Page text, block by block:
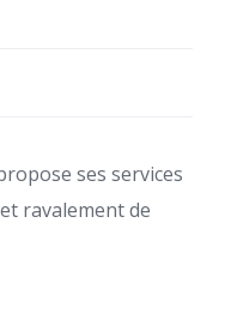
ses services
ravalement de